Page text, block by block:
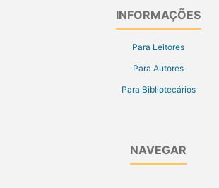
INFORMAÇÕES
Para Leitores
Para Autores
Para Bibliotecários
NAVEGAR